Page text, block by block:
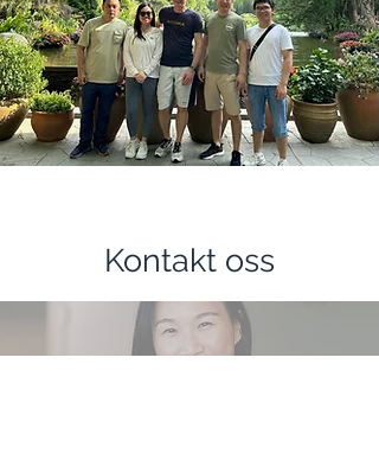
Kontakt oss